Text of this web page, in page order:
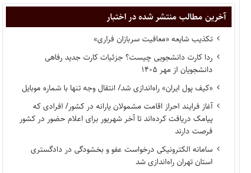
آخرین مطالب منتشر شده در اختبار
تکذیب شایعه «معافیت سربازان فراری»
ردا کارت دانشجویی چیست؟ جزئیات کارت جدید رفاهی
دانشجویان از مهر ۱۴۰۵
«کیف پول ایران» راه‌اندازی شد/ انتقال وجه تنها با شماره موبایل
آغاز فرایند احراز اقامت مشمولان یارانه در کشور/ افرادی که
پیامک دریافت کرده‌اند تا آخر شهریور برای اعلام حضور در کشور
فرصت دارند
سامانه الکترونیکی درخواست عفو و بخشودگی در دادگستری
استان تهران راه‌اندازی شد